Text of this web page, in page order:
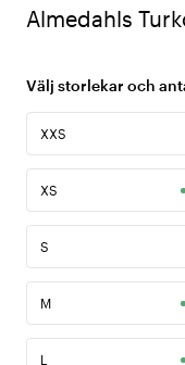
Almedahls
Välj storlekar och
XXS
XS
S
M
L